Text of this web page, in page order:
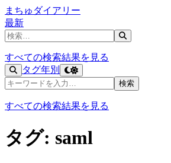
まちゅダイアリー
最新
記事を検索
すべての検索結果を見る
タグ年別
記事を検索
検索
すべての検索結果を見る
タグ: saml